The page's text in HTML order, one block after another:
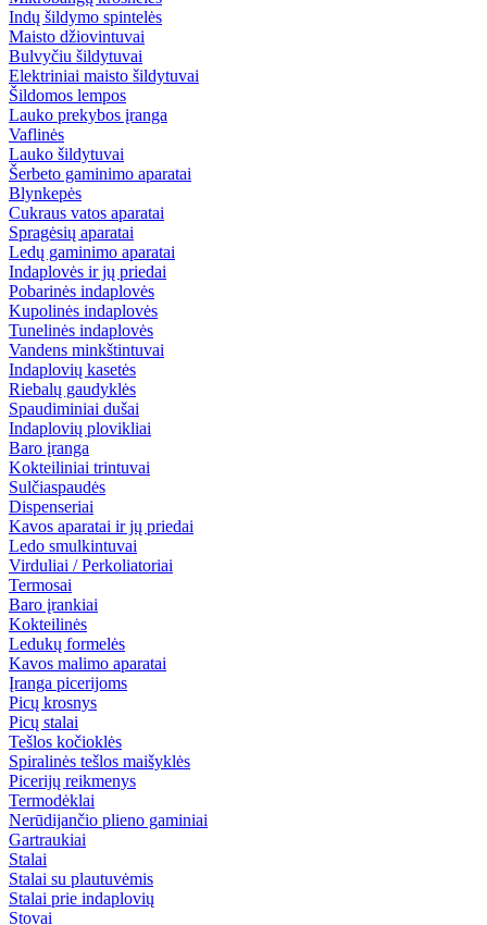
Indų šildymo spintelės
Maisto džiovintuvai
Bulvyčiu šildytuvai
Elektriniai maisto šildytuvai
Šildomos lempos
Lauko prekybos įranga
Vaflinės
Lauko šildytuvai
Šerbeto gaminimo aparatai
Blynkepės
Cukraus vatos aparatai
Spragėsių aparatai
Ledų gaminimo aparatai
Indaplovės ir jų priedai
Pobarinės indaplovės
Kupolinės indaplovės
Tunelinės indaplovės
Vandens minkštintuvai
Indaplovių kasetės
Riebalų gaudyklės
Spaudiminiai dušai
Indaplovių plovikliai
Baro įranga
Kokteiliniai trintuvai
Sulčiaspaudės
Dispenseriai
Kavos aparatai ir jų priedai
Ledo smulkintuvai
Virduliai / Perkoliatoriai
Termosai
Baro įrankiai
Kokteilinės
Ledukų formelės
Kavos malimo aparatai
Įranga picerijoms
Picų krosnys
Picų stalai
Tešlos kočioklės
Spiralinės tešlos maišyklės
Picerijų reikmenys
Termodėklai
Nerūdijančio plieno gaminiai
Gartraukiai
Stalai
Stalai su plautuvėmis
Stalai prie indaplovių
Stovai